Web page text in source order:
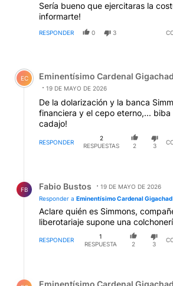
Sería bueno que ejercitaras la
informarte!
RESPONDER 0 3
Comentario de Eminentísimo
EC Eminentísimo Cardenal Gigachad
19 DE MAYO DE 2026
De la dolarización y la banca
financiera y el cepo eterno,...
cadajo!
RESPONDER
2
RESPUESTAS
2 3
FB Fabio Bustos
19 DE MAYO DE 2026
Responder a Eminentísimo Cardenal Gigachad
Aclare quién es Simmons,
liberotariaje supone una
RESPONDER
1
RESPUESTA
2 3